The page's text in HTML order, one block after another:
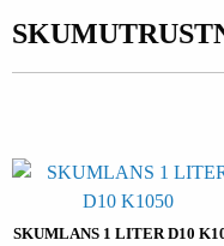
SKUMLANS 1 LITER D10